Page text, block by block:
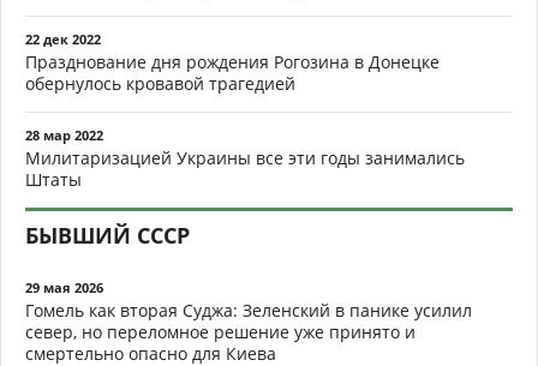
22 дек 2022
Празднование дня рождения Рогозина в Донецке
обернулось кровавой трагедией
28 мар 2022
Милитаризацией Украины все эти годы занимались
Штаты
БЫВШИЙ СССР
29 мая 2026
Гомель как вторая Суджа: Зеленский в панике усилил
север, но переломное решение уже принято и
смертельно опасно для Киева